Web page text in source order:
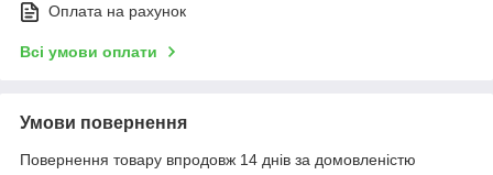
Оплата на рахунок
Всі умови оплати
Умови повернення
Повернення товару впродовж 14 днів за домовленістю